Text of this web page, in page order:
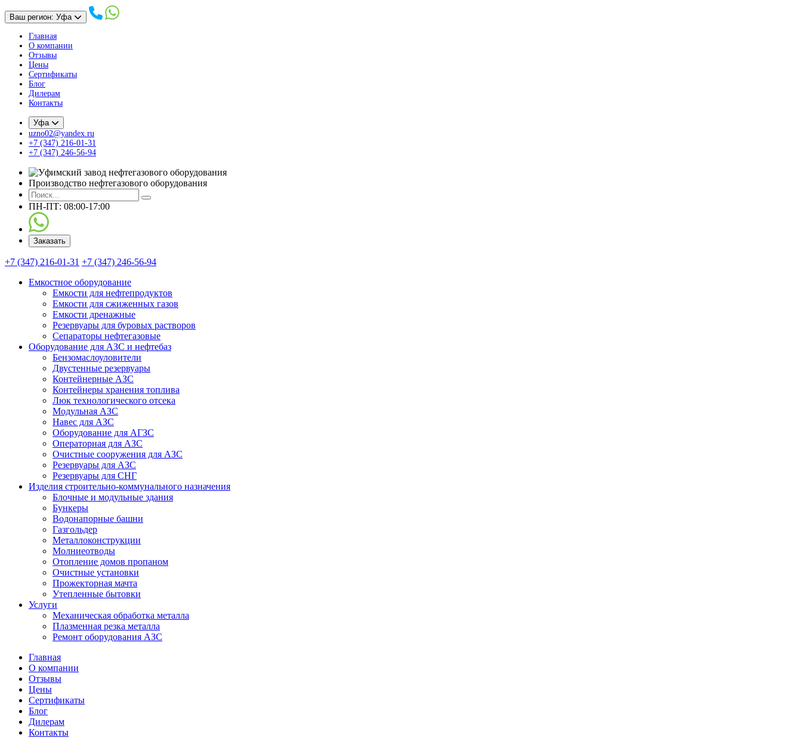
Ваш регион: Уфа
Главная
О компании
Отзывы
Цены
Сертификаты
Блог
Дилерам
Контакты
Уфа
uzno02@yandex.ru
+7 (347) 216-01-31
+7 (347) 246-56-94
Производство нефтегазового оборудования
ПН-ПТ: 08:00-17:00
Заказать
+7 (347) 216-01-31 +7 (347) 246-56-94
Емкостное оборудование
Емкости для нефтепродуктов
Емкости для сжиженных газов
Емкости дренажные
Резервуары для буровых растворов
Сепараторы нефтегазовые
Оборудование для АЗС и нефтебаз
Бензомаслоуловители
Двустенные резервуары
Контейнерные АЗС
Контейнеры хранения топлива
Люк технологического отсека
Модульная АЗС
Навес для АЗС
Оборудование для АГЗС
Операторная для АЗС
Очистные сооружения для АЗС
Резервуары для АЗС
Резервуары для СНГ
Изделия строительно-коммунального назначения
Блочные и модульные здания
Бункеры
Водонапорные башни
Газгольдер
Металлоконструкции
Молниеотводы
Отопление домов пропаном
Очистные установки
Прожекторная мачта
Утепленные бытовки
Услуги
Механическая обработка металла
Плазменная резка металла
Ремонт оборудования АЗС
Главная
О компании
Отзывы
Цены
Сертификаты
Блог
Дилерам
Контакты